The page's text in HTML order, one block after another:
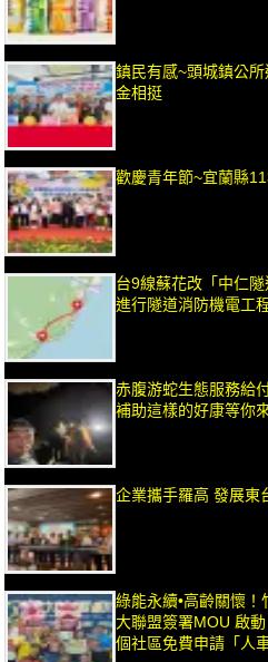
鎮民有感~頭城鎮公
金相挺
歡慶青年節~宜蘭縣
台9線蘇花改「中仁
進行隧道消防機電工
赤腹游蛇生態服務給
補助這樣的好康等你
企業攜手羅高 發展東
綠能永續•高齡關懷
大聯盟簽署MOU 啟
個社區免費申請「人